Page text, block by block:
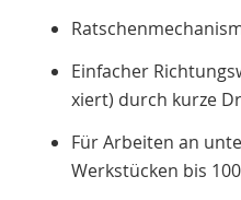
Einfacher
xiert) durch kurze
Für Arbeiten an
Werkstücken bis